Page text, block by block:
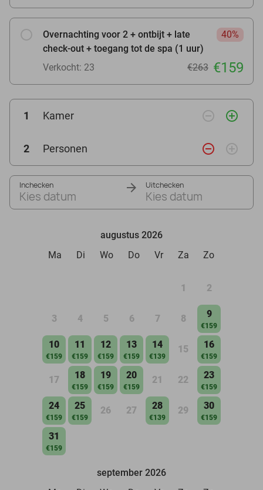
Overnachting voor 2 + ontbijt + late
check-out + toegang tot de spa (1 uur)
40%
Verkocht: 23 €263 €159
1 Kamer remove_circle_outline add_circle_outline
2 Personen remove_circle_outline add_circle_outline
Inchecken
Kies datum
Uitchecken
Kies datum
augustus 2026
Ma
Di Wo Do Vr Za Zo
1 2
3 4 5 6 7 8 9
€159
10
€159
11
€159
12
€159
13
€159
14
€139
15 16
€159
17 18
€159
19
€159
20
€159
21 22 23
€159
24
€159
25
€159
26 27 28
€139
29 30
€159
31
€159
september 2026